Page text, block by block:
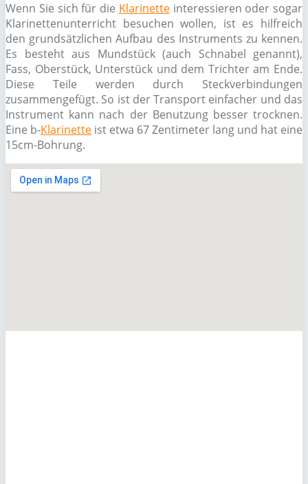
Wenn Sie sich für die Klarinetteinteressieren oder sogar
Klarinettenunterricht besuchen wollen, ist es hilfreich
den grundsätzlichen Aufbau des Instruments zu kennen.
Es besteht aus Mundstück (auch Schnabel genannt),
Fass, Oberstück, Unterstück und dem Trichter am Ende.
Diese Teile werden durch Steckverbindungen
zusammengefügt. So ist der Transport einfacher und das
Instrument kann nach der Benutzung besser trocknen.
Eine b-Klarinette ist etwa 67 Zentimeter lang und hat eine
15cm-Bohrung.